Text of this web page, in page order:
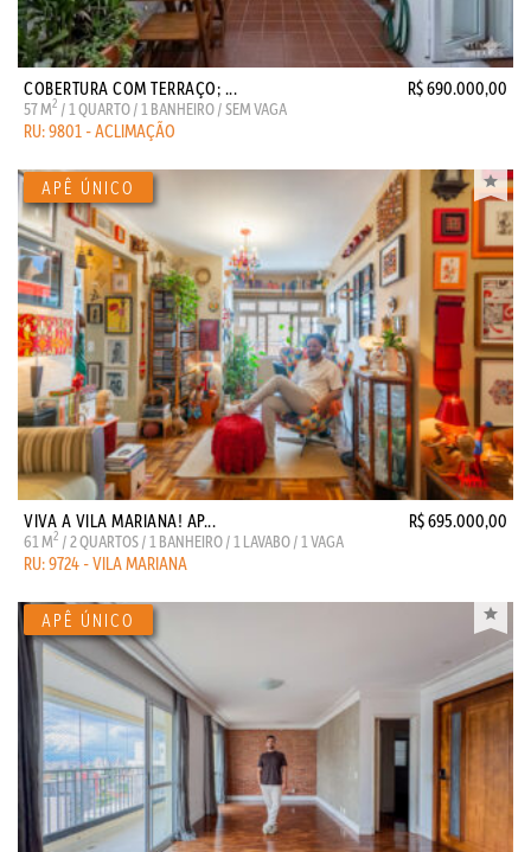
COBERTURA COM TERRAÇO; ... R$ 690.000,00
57 M2 / 1 QUARTO / 1 BANHEIRO / SEM VAGA
RU: 9801 - ACLIMAÇÃO
VIVA A VILA MARIANA! AP... R$ 695.000,00
61 M2 / 2 QUARTOS / 1 BANHEIRO / 1 LAVABO / 1 VAGA
RU: 9724 - VILA MARIANA